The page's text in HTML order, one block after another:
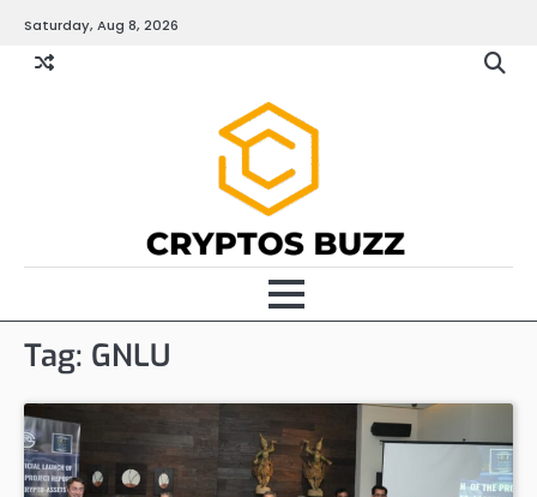
content
Saturday, Aug 8, 2026
Tag: GNLU